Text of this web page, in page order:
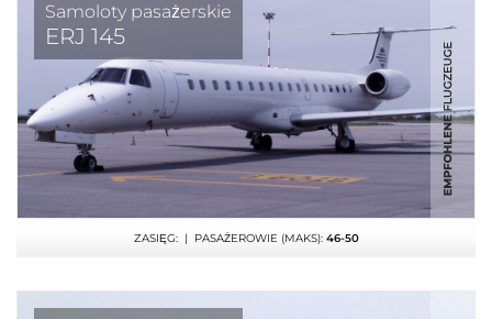
Samoloty pasażerskie
ERJ 145
ZASIĘG: | PASAŻEROWIE (MAKS): 46-50